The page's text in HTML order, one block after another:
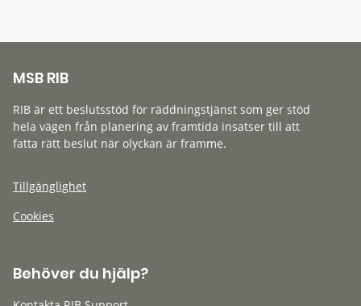
MSB RIB
RIB är ett beslutsstöd för räddningstjänst som ger stöd
hela vägen från planering av framtida insatser till att
fatta rätt beslut när olyckan är framme.
Tillgänglighet
Cookies
Behöver du hjälp?